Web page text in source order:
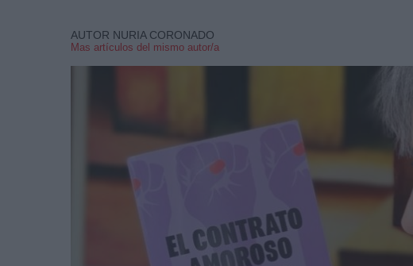
AUTOR NURIA CORONADO
Mas artículos del mismo autor/a